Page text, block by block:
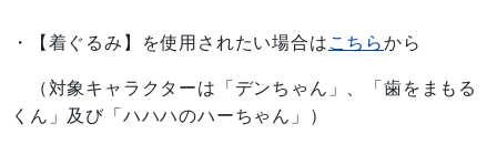
・【着ぐるみ】を使用されたい場合は こちらから
（対象キャラクターは「デンちゃん」、「歯をまもる
くん」及び「ハハハのハーちゃん」）